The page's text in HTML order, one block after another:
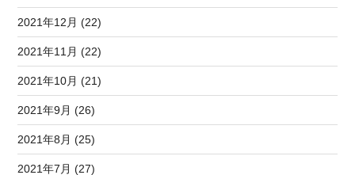
2021年12月 (22)
2021年11月 (22)
2021年10月 (21)
2021年9月 (26)
2021年8月 (25)
2021年7月 (27)